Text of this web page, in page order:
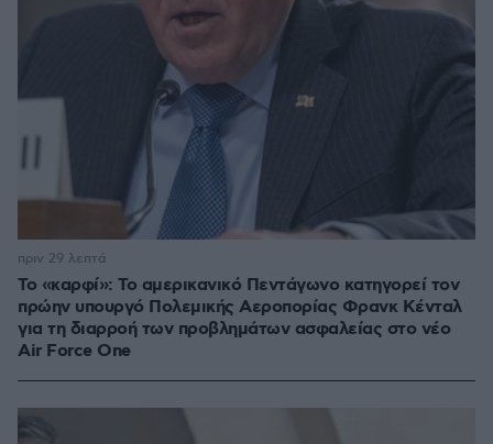
Το «καρφί»: Το αμερικανικό Πεντάγωνο κατηγορεί τον
πρώην υπουργό Πολεμικής Αεροπορίας Φρανκ Κένταλ
για τη διαρροή των προβλημάτων ασφαλείας στο νέο
Air Force One
πριν 29 λεπτά